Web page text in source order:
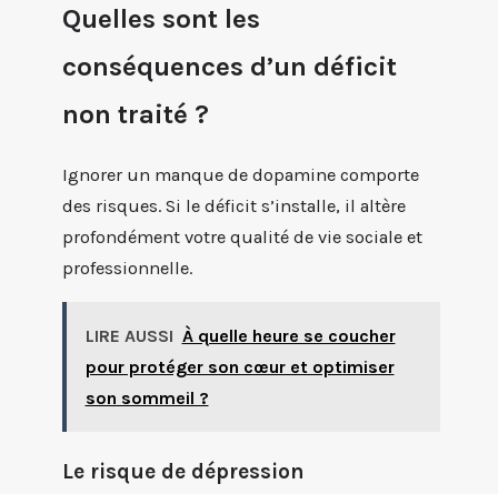
Quelles sont les
conséquences d’un déficit
non traité ?
Ignorer un manque de dopamine comporte
des risques. Si le déficit s’installe, il altère
profondément votre qualité de vie sociale et
professionnelle.
LIRE AUSSI À quelle heure se coucher
pour protéger son cœur et optimiser
son sommeil ?
Le risque de dépression